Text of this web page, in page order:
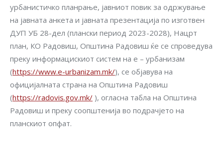
урбанистичко планрање, јавниот повик за одржување
на јавната анкета и јавната презентација по изготвен
ДУП УБ 28-дел (плански период 2023-2028), Нацрт
план, КО Радовиш, Општина Радовиш ќе се спроведува
преку информацискиот систем на е – урбанизам
(https://www.e-urbanizam.mk/), се објавува на
официјалната страна на Општина Радовиш
(https://radovis.gov.mk/ ), огласна табла на Општина
Радовиш и преку соопштенија во подрачјето на
планскиот опфат.